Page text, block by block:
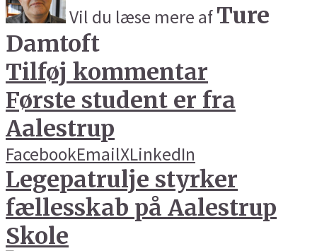
Vil du læse mere afTure
Damtoft
Tilføj kommentar
Første student er fra
Aalestrup
FacebookEmailXLinkedIn
Legepatrulje styrker
fællesskab på Aalestrup
Skole